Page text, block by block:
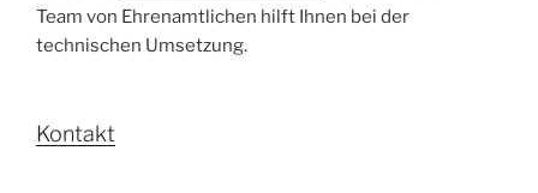
Team von Ehrenamtlichen hilft Ihnen bei der
technischen Umsetzung.
Kontakt